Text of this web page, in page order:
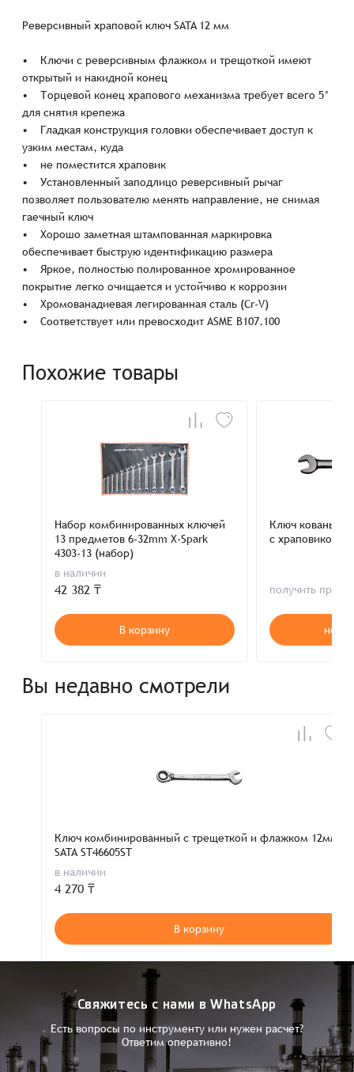
Реверсивный храповой ключ SATA 12 мм
• Ключи с реверсивным флажком и трещоткой имеют
открытый и накидной конец
• Торцевой конец храпового механизма требует всего 5°
для снятия крепежа
• Гладкая конструкция головки обеспечивает доступ к
узким местам, куда
• не поместится храповик
• Установленный заподлицо реверсивный рычаг
позволяет пользователю менять направление, не снимая
гаечный ключ
• Хорошо заметная штампованная маркировка
обеспечивает быструю идентификацию размера
• Яркое, полностью полированное хромированное
покрытие легко очищается и устойчиво к коррозии
• Хромованадиевая легированная сталь (Cr-V)
• Соответствует или превосходит ASME B107.100
Похожие товары
Набор комбинированных ключей
13 предметов 6-32mm X-Spark
4303-13 (набор)
в наличии
42 382 ₸
В корзину
Ключ кованый
с храповиком
получить
нет в
Вы недавно смотрели
Ключ комбинированный с трещеткой и флажком 12мм
SATA ST46605ST
в наличии
4 270 ₸
В корзину
Свяжитесь с нами в WhatsApp
Есть вопросы по инструменту или нужен расчет?
Ответим оперативно!